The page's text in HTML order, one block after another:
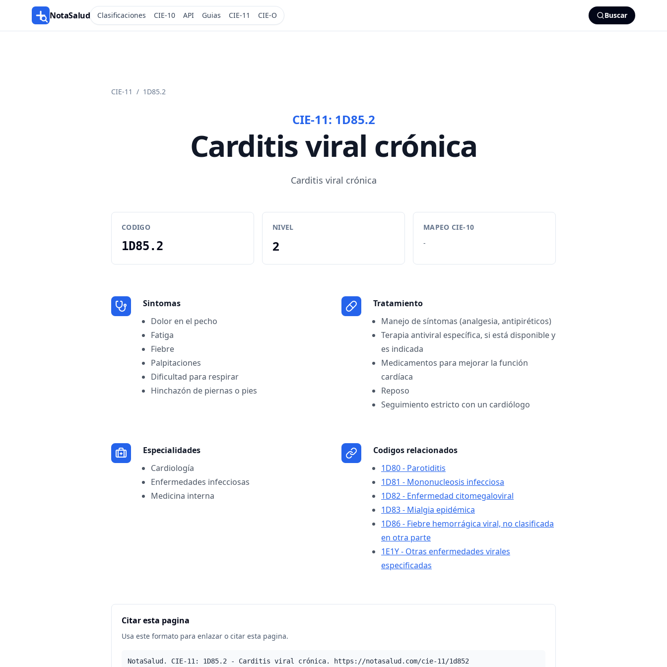
NotaSalud Clasificaciones CIE-10 API Guias CIE-11 CIE-O Buscar
CIE-11 / 1D85.2
CIE-11: 1D85.2
Carditis viral crónica
Carditis viral crónica
CODIGO
1D85.2
NIVEL
2
MAPEO CIE-10
-
Sintomas
Dolor en el pecho
Fatiga
Fiebre
Palpitaciones
Dificultad para respirar
Hinchazón de piernas o pies
Tratamiento
Manejo de síntomas (analgesia, antipiréticos)
Terapia antiviral específica, si está disponible y
es indicada
Medicamentos para mejorar la función
cardíaca
Reposo
Seguimiento estricto con un cardiólogo
Especialidades
Cardiología
Enfermedades infecciosas
Medicina interna
Codigos relacionados
1D80 - Parotiditis
1D81 - Mononucleosis infecciosa
1D82 - Enfermedad citomegaloviral
1D83 - Mialgia epidémica
1D86 - Fiebre hemorrágica viral, no clasificada
en otra parte
1E1Y - Otras enfermedades virales
especificadas
Citar esta pagina
Usa este formato para enlazar o citar esta pagina.
NotaSalud. CIE-11: 1D85.2 - Carditis viral crónica. https://notasalud.com/cie-11/1d852